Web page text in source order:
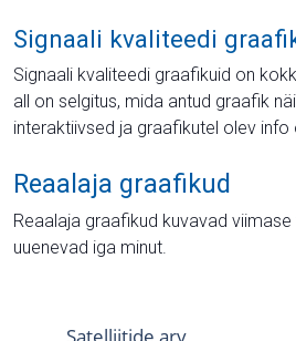
Signaali kvaliteedi
Signaali kvaliteedi graafikuid on
all on selgitus, mida antud graafik
interaktiivsed ja graafikutel olev info
Reaalaja graafikud
Reaalaja graafikud kuvavad viimase
uuenevad iga minut.